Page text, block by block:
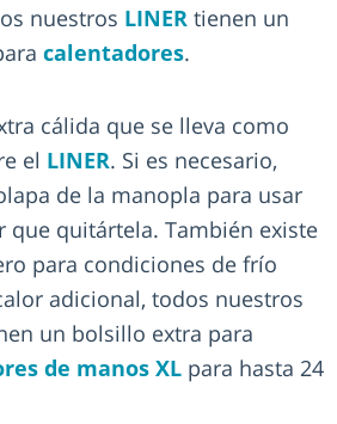
nuestros LINER tienen un
calentadores.
cálida que se lleva como
el LINER. Si es necesario,
de la manopla para usar
que quitártela. También existe
para condiciones de frío
adicional, todos nuestros
un bolsillo extra para
de manos XL para hasta 24